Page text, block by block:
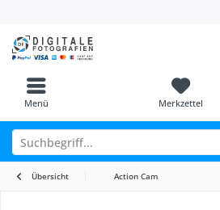
Menü Merkzettel
Übersicht Action Cam